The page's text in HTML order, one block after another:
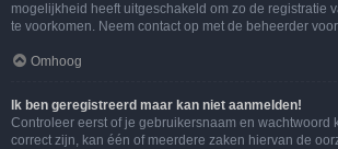
mogelijkheid heeft uitgeschakeld om zo de registratie
te voorkomen. Neem contact op met de beheerder
Omhoog
Ik ben geregistreerd maar kan niet aanmelden!
Controleer eerst of je gebruikersnaam en wachtwoord
correct zijn, kan één of meerdere zaken hiervan de